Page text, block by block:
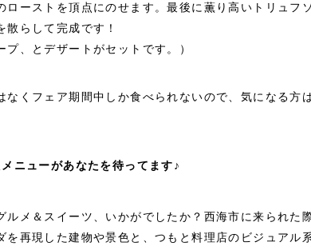
ローストを頂点にのせます。最後に薫り高いトリュフ
散らして完成です！
プ、とデザートがセットです。）
なくフェア期間中しか食べられないので、気になる方
メニューがあなたを待ってます♪
ルメ＆スイーツ、いかがでしたか？西海市に来られた
を再現した建物や景色と、つもと料理店のビジュアル